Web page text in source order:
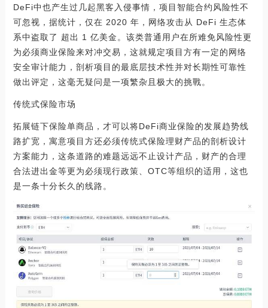
DeFi中也产生过几起黑客入侵事情，项目智能合约风险性不
可忽视，据统计，仅在 2020 年，网络攻击从 DeFi 生态体
系中盗取了 超出 1 亿美金。该类普通用户在所难免风险性更
为必须商业保险来对冲交易，这就规定项目方有一定的网络
安全审计能力，剖析项目的最底层技术性并对长期性可靠性
做出评定，这毫无疑问是一项繁杂且极大的挑戰。
传统式保险市场
拓展链下保险单商品，才可以将DeFi商业保险的发展趋势线
路扩宽，寓意项目方还必须传统式保险理财产品的剖析设计
方案能力，这条道路的难题远远不止设计产品，财产的合理
合法进出金等更为必须现行政策、OTC等组织的适用，这也
是一条十分长久的线路。